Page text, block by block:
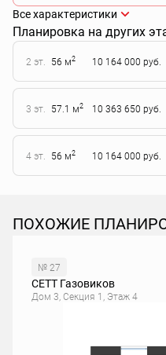
Все характеристики
Планировка на других
2 эт. 56 м2 10 164 000 руб.
3 эт. 57.1 м2 10 363 650 руб.
4 эт. 56 м2 10 164 000 руб.
ПОХОЖИЕ
№ 27
СЕТТ Газовиков
Дом 3, Секция 1, Этаж 4